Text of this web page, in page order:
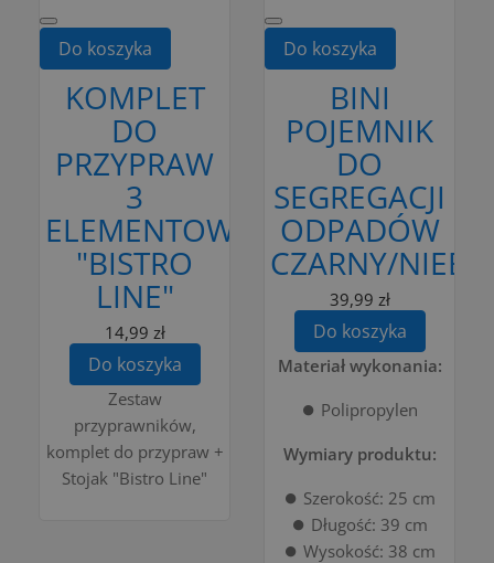
Do koszyka
KOMPLET
DO
PRZYPRAW
3
ELEMENTOWY
"BISTRO
LINE"
14,99 zł
Do koszyka
Zestaw
przyprawników,
komplet do przypraw +
Stojak "Bistro Line"
Do koszyka
BINI
POJEMNIK
DO
SEGREGACJI
ODPADÓW
CZARNY/
39,99 zł
Do koszyka
Materiał wykonania:
⏺️ Polipropylen
Wymiary produktu:
⏺️ Szerokość: 25 cm
⏺️ Długość: 39 cm
⏺️ Wysokość: 38 cm